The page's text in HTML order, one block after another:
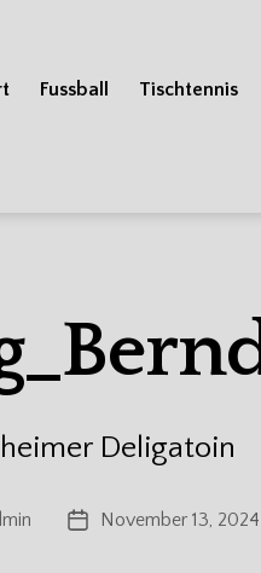
Fussball Tischtennis
Deligatoin
Veröffentlichungsdatum
November 13, 2024